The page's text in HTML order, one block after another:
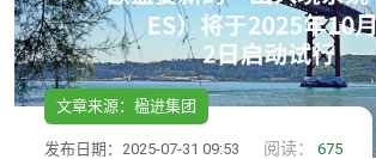
文章来源：楹进集团
发布日期：2025-07-31 09:53 阅读： 675